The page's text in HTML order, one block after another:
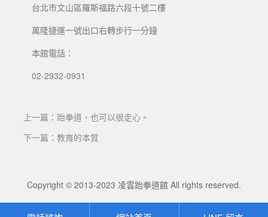
台北市文山區羅斯福路六段十號二樓
萬隆捷運一號出口右轉步行一分鐘
本館電話：
02-2932-0931
上一篇：跆拳道，也可以很走心。
下一篇：教育的本質
Copyright © 2013-2023 凌雲跆拳道館 All rights reserved.